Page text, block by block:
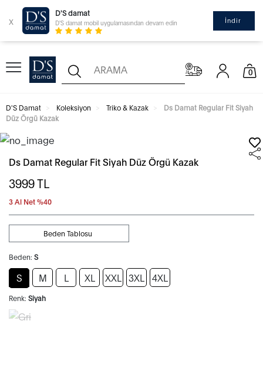
x
D'S damat
D'S damat mobil uygulamasından devam edin İndir
0
D'S Damat Koleksiyon Triko & Kazak
Ds Damat Regular Fit Siyah
Düz Örgü Kazak
Ds Damat Regular Fit Siyah Düz Örgü Kazak
3999TL
3 Al Net %40
Beden: S
Beden Tablosu
S M L XL XXL 3XL 4XL
Renk: Siyah